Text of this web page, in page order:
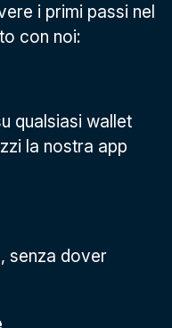
i primi passi nel
con noi:
qualsiasi wallet
la nostra app
senza dover